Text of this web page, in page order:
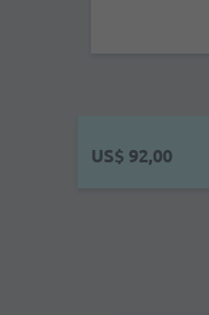
US$ 92,00